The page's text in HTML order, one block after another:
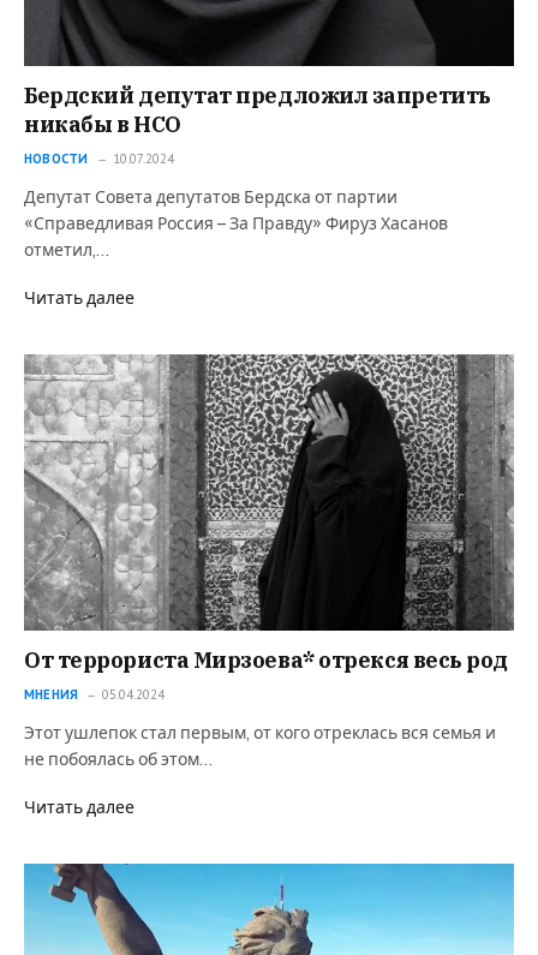
Бердский депутат предложил запретить
никабы в НСО
НОВОСТИ 10.07.2024
Депутат Совета депутатов Бердска от партии
«Справедливая Россия – За Правду» Фируз Хасанов
отметил,…
Читать далее
От террориста Мирзоева* отрекся весь род
МНЕНИЯ 05.04.2024
Этот ушлепок стал первым, от кого отреклась вся семья и
не побоялась об этом…
Читать далее